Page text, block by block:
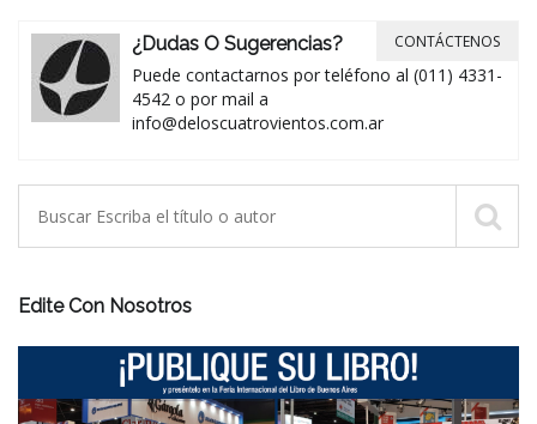
¿Dudas O Sugerencias?
Puede contactarnos por teléfono al (011) 4331-
4542 o por mail a
info@deloscuatrovientos.com.ar
CONTÁCTENOS
Edite Con Nosotros